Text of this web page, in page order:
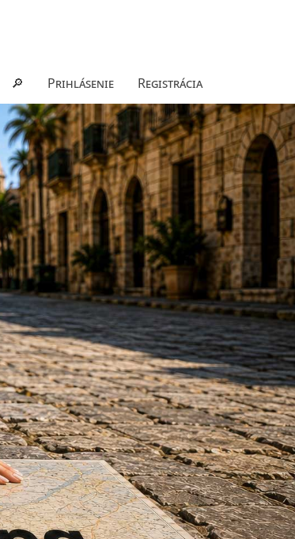
🔎 Prihlásenie Registrácia